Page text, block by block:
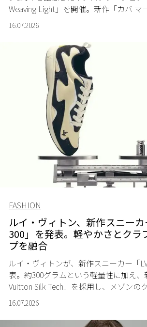
Weaving Light」を開催。新作「カバ マ
ー カンパーナ」も先行発売する。
16.07.2026
FASHION
ルイ・ヴィトン、新作スニー
300」を発表。軽やかさとクラ
プを融合
ルイ・ヴィトンが、新作スニーカー「
表。約300グラムという軽量性に加え
Vuitton Silk Tech」を採用し、メゾンの
プと現代的な機能性を融合させた一足が
16.07.2026